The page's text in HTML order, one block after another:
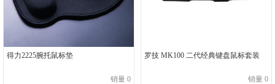
得力2225腕托鼠标垫
销量 0
罗技 MK100 二代经典键盘鼠标套装
销量 0